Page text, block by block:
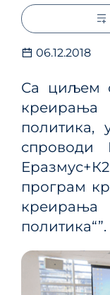
06.12.2018
Са циљем
политика,
спроводи
програм
политика“”.